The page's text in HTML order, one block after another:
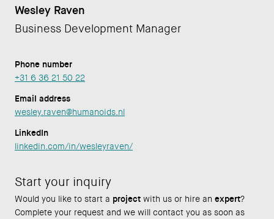
Wesley Raven
Business Development Manager
Phone number
+31 6 36 21 50 22
Email address
wesley.raven@humanoids.nl
LinkedIn
linkedin.com/in/wesleyraven/
Start your inquiry
Would you like to start a project with us or hire an expert?
Complete your request and we will contact you as soon as